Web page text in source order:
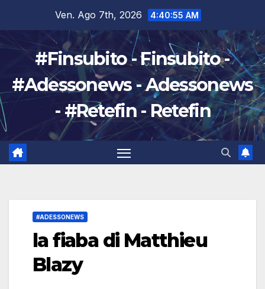
contenuto
Ven. Ago 7th, 2026 4:40:56 AM
#Finsubito - Finsubito -
#Adessonews - Adessonews
- #Retefin - Retefin
#ADESSONEWS
la fiaba di Matthieu
Blazy